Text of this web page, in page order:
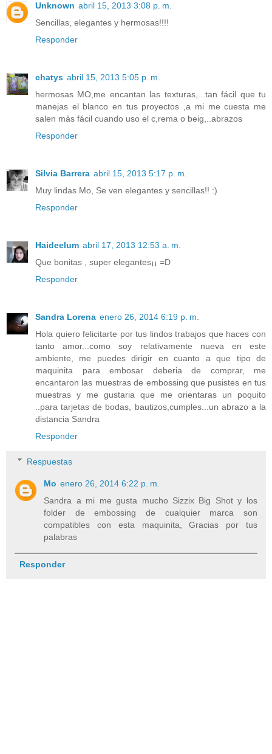
Unknown abril 15, 2013 3:08 p. m.
Sencillas, elegantes y hermosas!!!!
Responder
chatys abril 15, 2013 5:05 p. m.
hermosas MO,me encantan las texturas,...tan fácil que tu
manejas el blanco en tus proyectos ,a mi me cuesta me
salen màs fácil cuando uso el c,rema o beig,..abrazos
Responder
Silvia Barrera abril 15, 2013 5:17 p. m.
Muy lindas Mo, Se ven elegantes y sencillas!! :)
Responder
Haideelum abril 17, 2013 12:53 a. m.
Que bonitas , super elegantes¡¡ =D
Responder
Sandra Lorena enero 26, 2014 6:19 p. m.
Hola quiero felicitarte por tus lindos trabajos que haces con
tanto amor...como soy relativamente nueva en este
ambiente, me puedes dirigir en cuanto a que tipo de
maquinita para embosar deberia de comprar, me
encantaron las muestras de embossing que pusistes en tus
muestras y me gustaria que me orientaras un poquito
..para tarjetas de bodas, bautizos,cumples...un abrazo a la
distancia Sandra
Responder
Respuestas
Mo enero 26, 2014 6:22 p. m.
Sandra a mi me gusta mucho Sizzix Big Shot y los
folder de embossing de cualquier marca son
compatibles con esta maquinita, Gracias por tus
palabras
Responder